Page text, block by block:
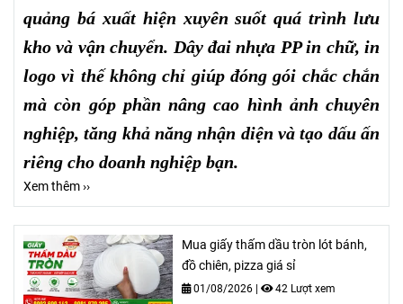
quảng bá xuất hiện xuyên suốt quá trình lưu
kho và vận chuyển. Dây đai nhựa PP in chữ, in
logo vì thế không chỉ giúp đóng gói chắc chắn
mà còn góp phần nâng cao hình ảnh chuyên
nghiệp, tăng khả năng nhận diện và tạo dấu ấn
riêng cho doanh nghiệp bạn.
Xem thêm ››
Mua giấy thấm dầu tròn lót bánh,
đồ chiên, pizza giá sỉ
01/08/2026 | 42 Lượt xem